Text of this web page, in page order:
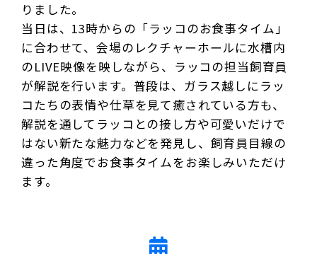
りました。
当日は、13時からの「ラッコのお食事タイム」
に合わせて、会場のレクチャーホールに水槽内
のLIVE映像を映しながら、ラッコの担当飼育員
が解説を行います。普段は、ガラス越しにラッ
コたちの表情や仕草を見て癒されている方も、
解説を通してラッコとの接し方や可愛いだけで
はない新たな魅力などを発見し、飼育員目線の
違った角度でお食事タイムをお楽しみいただけ
ます。